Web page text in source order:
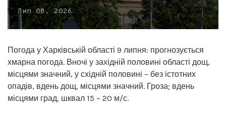
Лип 08, 2026
Погода у Харківській області 9 липня: прогнозується
хмарна погода. Вночі у західній половині області дощ,
місцями значний, у східній половині – без істотних
опадів, вдень дощ, місцями значний. Гроза; вдень
місцями град, шквал 15 – 20 м/с.